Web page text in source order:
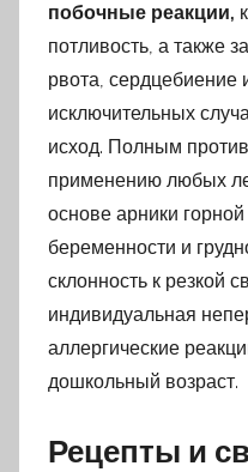
побочные реакции,
потливость, а также
рвота, сердцебиение
исключительных
исход. Полным
применению любых
основе арники
беременности и
склонность к резкой
индивидуальная
аллергические
дошкольный возраст.
Рецепты и